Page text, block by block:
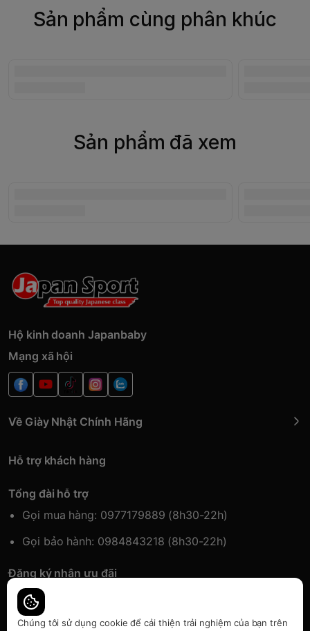
Sản phẩm cùng phân khúc
Sản phẩm đã xem
Hộ kinh doanh Japanbaby
Mạng xã hội
Về Giày Nhật Chính Hãng
Hỗ trợ khách hàng
Tổng đài hỗ trợ
Gọi mua hàng: 0977179889 (8h30-22h)
Gọi bảo hành: 0984843218 (8h30-22h)
Đăng ký nhận ưu đãi
Đăng kí để nhận thông tin ưu đãi sớm nhất.
Chúng tôi sử dụng cookie để cải thiện trải nghiệm của bạn trên